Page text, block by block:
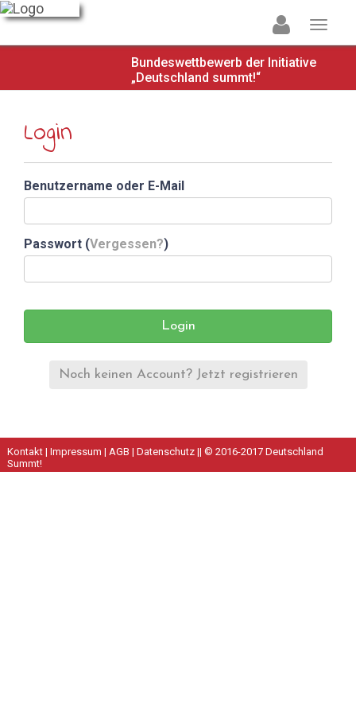
Bundeswettbewerb der Initiative
„Deutschland summt!“
Login
Benutzername oder E-Mail
Passwort (Vergessen?)
Noch keinen Account? Jetzt registrieren
Kontakt| Impressum | AGB | Datenschutz|| © 2016-2017 Deutschland
Summt!